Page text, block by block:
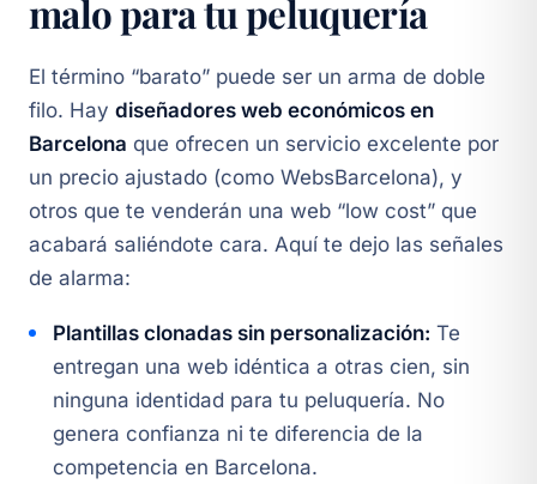
malo para tu peluquería
El término “barato” puede ser un arma de doble
filo. Hay diseñadores web económicos en
Barcelona que ofrecen un servicio excelente por
un precio ajustado (como WebsBarcelona), y
otros que te venderán una web “low cost” que
acabará saliéndote cara. Aquí te dejo las señales
de alarma:
Plantillas clonadas sin personalización: Te
entregan una web idéntica a otras cien, sin
ninguna identidad para tu peluquería. No
genera confianza ni te diferencia de la
competencia en Barcelona.